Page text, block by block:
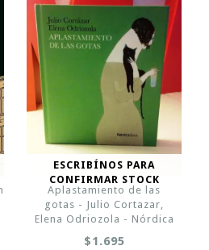
ESCRIBÍNOS PARA
CONFIRMAR STOCK
Aplastamiento de las
gotas - Julio Cortazar,
Elena Odriozola - Nórdica
$1.695